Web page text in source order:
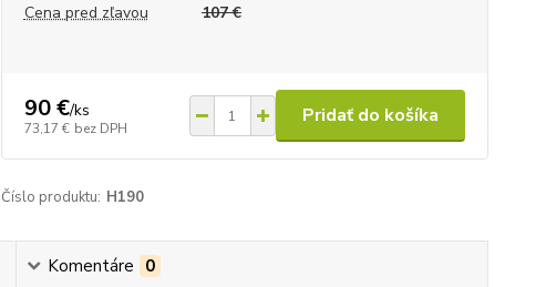
Cena pred zľavou
107 €
90 €/ks
73,17 € bez DPH
Pridať do košíka
Číslo produktu: H190
Komentáre 0